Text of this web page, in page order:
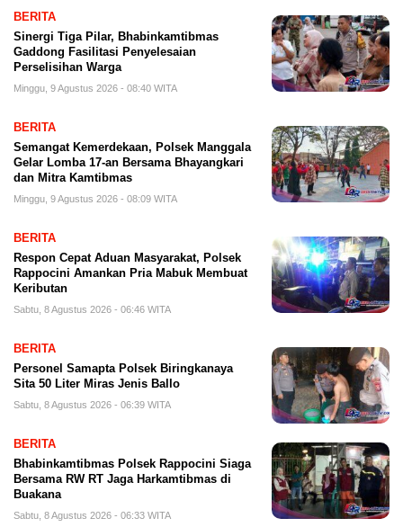
BERITA
Sinergi Tiga Pilar, Bhabinkamtibmas
Gaddong Fasilitasi Penyelesaian
Perselisihan Warga
Minggu, 9 Agustus 2026 - 08:40 WITA
BERITA
Semangat Kemerdekaan, Polsek Manggala
Gelar Lomba 17-an Bersama Bhayangkari
dan Mitra Kamtibmas
Minggu, 9 Agustus 2026 - 08:09 WITA
BERITA
Respon Cepat Aduan Masyarakat, Polsek
Rappocini Amankan Pria Mabuk Membuat
Keributan
Sabtu, 8 Agustus 2026 - 06:46 WITA
BERITA
Personel Samapta Polsek Biringkanaya
Sita 50 Liter Miras Jenis Ballo
Sabtu, 8 Agustus 2026 - 06:39 WITA
BERITA
Bhabinkamtibmas Polsek Rappocini Siaga
Bersama RW RT Jaga Harkamtibmas di
Buakana
Sabtu, 8 Agustus 2026 - 06:33 WITA